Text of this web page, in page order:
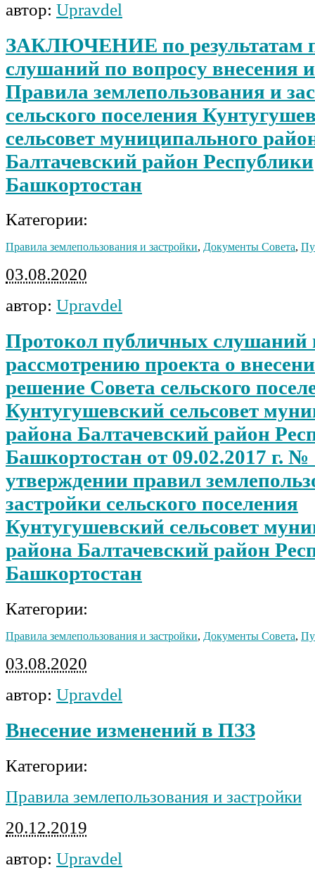
автор: Upravdel
ЗАКЛЮЧЕНИЕ по результатам
слушаний по вопросу внесения
Правила землепользования и
сельского поселения
сельсовет муниципального
Балтачевский район Республики
Башкортостан
Категории:
Правила землепользования и застройки, Документы Совета,
03.08.2020
автор: Upravdel
Протокол публичных слушаний
рассмотрению проекта о
решение Совета сельского
Кунтугушевский сельсовет
района Балтачевский район
Башкортостан от 09.02.2017 г.
утверждении правил
застройки сельского поселения
Кунтугушевский сельсовет
района Балтачевский район
Башкортостан
Категории:
Правила землепользования и застройки, Документы Совета,
03.08.2020
автор: Upravdel
Внесение изменений в ПЗЗ
Категории:
Правила землепользования и застройки
20.12.2019
автор: Upravdel